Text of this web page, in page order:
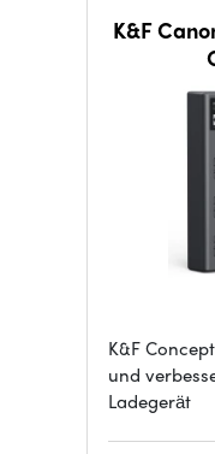
K&F
K&F
und
Ladegerät